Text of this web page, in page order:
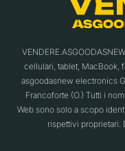
cellulari, tablet,
asgoodasnew electronics
Francoforte (O.) Tutti i
Web sono solo a scopo
rispettivi proprietari.